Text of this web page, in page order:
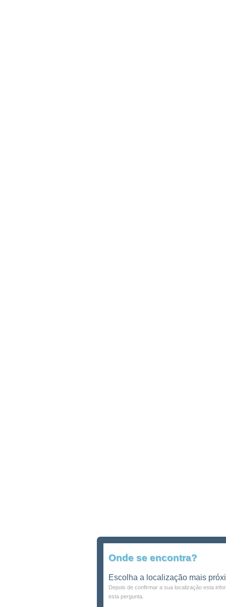
Onde se encontra?
Escolha a localização mais
Depois de confirmar a sua localização esta
esta pergunta.